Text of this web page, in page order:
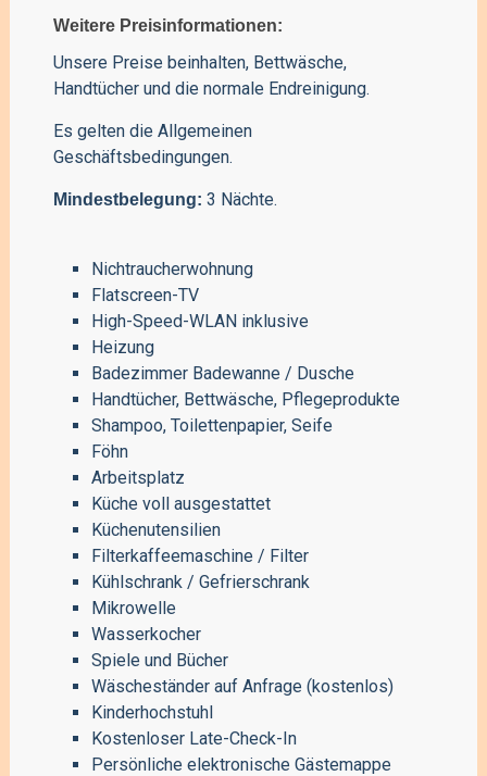
Weitere Preisinformationen:
Unsere Preise beinhalten, Bettwäsche,
Handtücher und die normale Endreinigung.
Es gelten die Allgemeinen
Geschäftsbedingungen.
Mindestbelegung: 3 Nächte.
Nichtraucherwohnung
Flatscreen-TV
High-Speed-WLAN inklusive
Heizung
Badezimmer Badewanne / Dusche
Handtücher, Bettwäsche, Pflegeprodukte
Shampoo, Toilettenpapier, Seife
Föhn
Arbeitsplatz
Küche voll ausgestattet
Küchenutensilien
Filterkaffeemaschine / Filter
Kühlschrank / Gefrierschrank
Mikrowelle
Wasserkocher
Spiele und Bücher
Wäscheständer auf Anfrage (kostenlos)
Kinderhochstuhl
Kostenloser Late-Check-In
Persönliche elektronische Gästemappe